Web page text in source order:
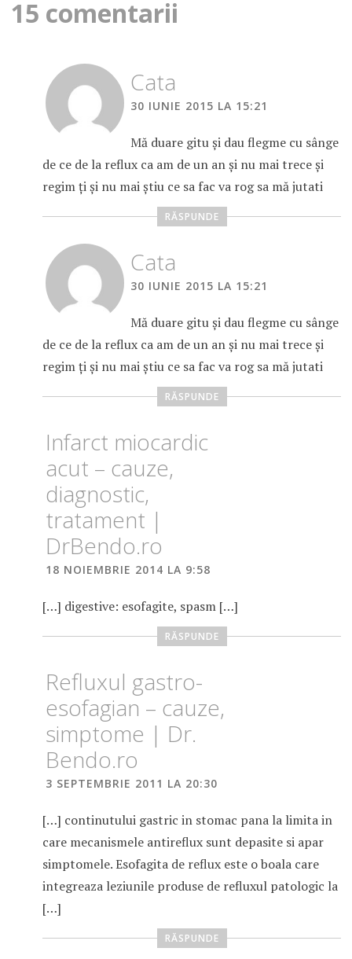
15 comentarii
Cata
30 IUNIE 2015 LA 15:21
Mă duare gitu și dau flegme cu sânge
de ce de la reflux ca am de un an și nu mai trece și
regim ți și nu mai știu ce sa fac va rog sa mă jutati
RĂSPUNDE
Cata
30 IUNIE 2015 LA 15:21
Mă duare gitu și dau flegme cu sânge
de ce de la reflux ca am de un an și nu mai trece și
regim ți și nu mai știu ce sa fac va rog sa mă jutati
RĂSPUNDE
Infarct miocardic
acut – cauze,
diagnostic,
tratament |
DrBendo.ro
18 NOIEMBRIE 2014 LA 9:58
[…] digestive: esofagite, spasm […]
RĂSPUNDE
Refluxul gastro-
esofagian – cauze,
simptome | Dr.
Bendo.ro
3 SEPTEMBRIE 2011 LA 20:30
[…] continutului gastric in stomac pana la limita in
care mecanismele antireflux sunt depasite si apar
simptomele. Esofagita de reflux este o boala care
integreaza leziunile produse de refluxul patologic la
[…]
RĂSPUNDE